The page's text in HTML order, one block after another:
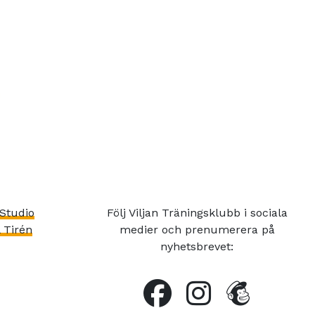
Tirén
Följ Viljan Träningsklubb i sociala
medier och prenumerera på
nyhetsbrevet: